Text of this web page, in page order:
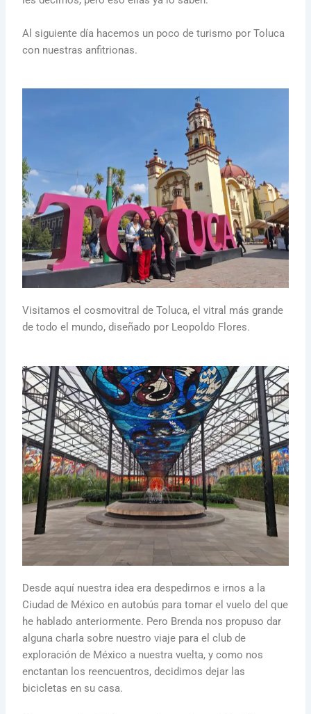
Al siguiente día hacemos un poco de turismo por Toluca
con nuestras anfitrionas.
Visitamos el cosmovitral de Toluca, el vitral más grande
de todo el mundo, diseñado por Leopoldo Flores.
Desde aquí nuestra idea era despedirnos e irnos a la
Ciudad de México en autobús para tomar el vuelo del que
he hablado anteriormente. Pero Brenda nos propuso dar
alguna charla sobre nuestro viaje para el club de
exploración de México a nuestra vuelta, y como nos
enctantan los reencuentros, decidimos dejar las
bicicletas en su casa.